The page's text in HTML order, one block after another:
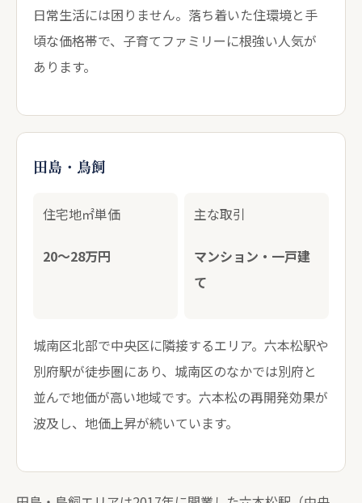
日常生活には困りません。落ち着いた住環境と手
頃な価格帯で、子育てファミリーに根強い人気が
あります。
田島・鳥飼
住宅地㎡単価
20〜28万円
主な取引
マンション・一戸建
て
城南区北部で中央区に隣接するエリア。六本松駅や
別府駅が徒歩圏にあり、城南区のなかでは別府と
並んで地価が高い地域です。六本松の再開発効果が
波及し、地価上昇が続いています。